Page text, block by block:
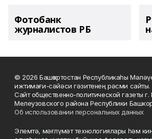
Фотобанк
журналистов РБ
© 2026 Башҡортостан Республикаһы
ижтимағи-сәйәси гәзитенең рәсми сайты.
Сайт общественно-политической газеты
Мелеузовского района Республики
Об использовании персональных данных
Элемтә, мәғлүмәт технологиялары һәм